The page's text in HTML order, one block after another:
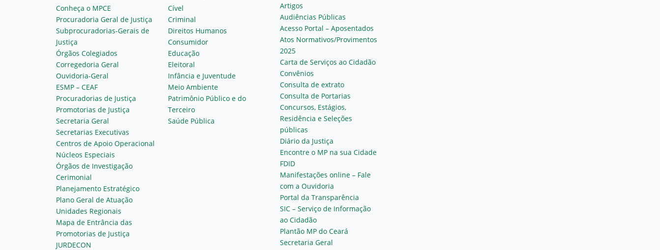
Conheça o MPCE
Procuradoria Geral de Justiça
Subprocuradorias-Gerais de
Justiça
Órgãos Colegiados
Corregedoria Geral
Ouvidoria-Geral
ESMP – CEAF
Procuradorias de Justiça
Promotorias de Justiça
Secretaria Geral
Secretarias Executivas
Centros de Apoio Operacional
Núcleos Especiais
Órgãos de Investigação
Cerimonial
Planejamento Estratégico
Plano Geral de Atuação
Unidades Regionais
Mapa de Entrância das
Promotorias de Justiça
JURDECON
Cível
Criminal
Direitos Humanos
Consumidor
Educação
Eleitoral
Infância e Juventude
Meio Ambiente
Patrimônio Público e do
Terceiro
Saúde Pública
Artigos
Audiências Públicas
Acesso Portal – Aposentados
Atos Normativos/Provimentos
2025
Carta de Serviços ao Cidadão
Convênios
Consulta de extrato
Consulta de Portarias
Concursos, Estágios,
Residência e Seleções
públicas
Diário da Justiça
Encontre o MP na sua Cidade
FDID
Manifestações online – Fale
com a Ouvidoria
Portal da Transparência
SIC – Serviço de Informação
ao Cidadão
Plantão MP do Ceará
Secretaria Geral